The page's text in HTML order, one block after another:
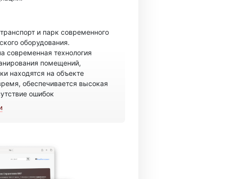
и парк современного
оборудования.
современная технология
помещений,
находятся на объекте
обеспечивается высокая
ошибок